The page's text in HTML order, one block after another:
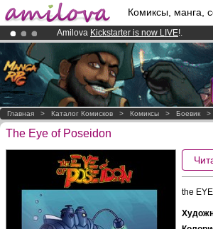
Комиксы, манга,
Amilova Kickstarter is now LIVE!.
Premium membership from3.95 euros
Already 100000 membersand 1000
Главная > Каталог Комисков > Комиксы > Боевик >
The Eye of Poseidon
the